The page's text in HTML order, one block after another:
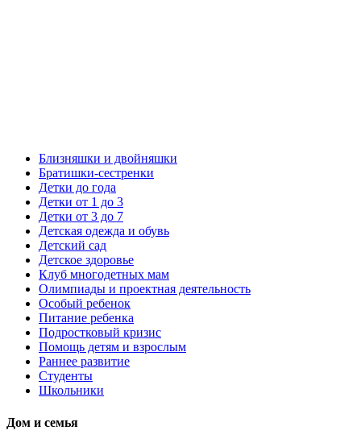
Близняшки и двойняшки
Братишки-сестренки
Детки до года
Детки от 1 до 3
Детки от 3 до 7
Детская одежда и обувь
Детский сад
Детское здоровье
Клуб многодетных мам
Олимпиады и проектная деятельность
Особый ребенок
Питание ребенка
Подростковый кризис
Помощь детям и взрослым
Раннее развитие
Студенты
Школьники
Дом и семья